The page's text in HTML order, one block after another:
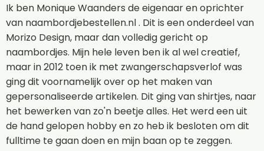
Ik ben Monique Waanders de eigenaar en oprichter
van naambordjebestellen.nl . Dit is een onderdeel van
Morizo Design, maar dan volledig gericht op
naambordjes. Mijn hele leven ben ik al wel creatief,
maar in 2012 toen ik met zwangerschapsverlof was
ging dit voornamelijk over op het maken van
gepersonaliseerde artikelen. Dit ging van shirtjes, naar
het bewerken van zo'n beetje alles. Het werd een uit
de hand gelopen hobby en zo heb ik besloten om dit
fulltime te gaan doen en mijn baan op te zeggen.